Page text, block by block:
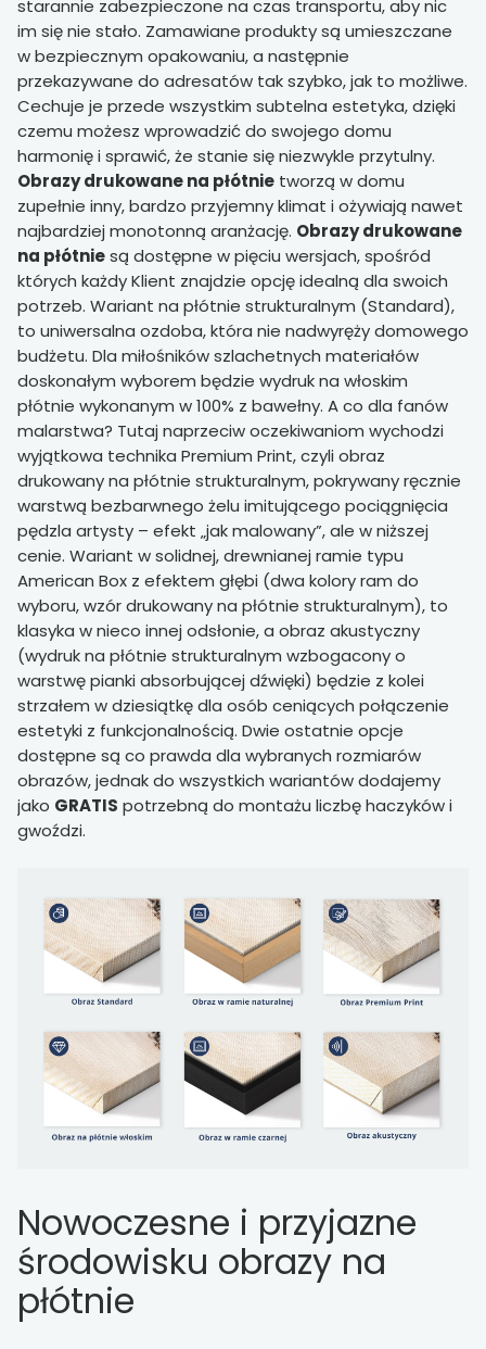
starannie zabezpieczone na czas transportu, aby nic
im się nie stało. Zamawiane produkty są umieszczane
w bezpiecznym opakowaniu, a następnie
przekazywane do adresatów tak szybko, jak to możliwe.
Cechuje je przede wszystkim subtelna estetyka, dzięki
czemu możesz wprowadzić do swojego domu
harmonię i sprawić, że stanie się niezwykle przytulny.
Obrazy drukowane na płótnie tworzą w domu
zupełnie inny, bardzo przyjemny klimat i ożywiają nawet
najbardziej monotonną aranżację. Obrazy drukowane
na płótniesą dostępne w pięciu wersjach, spośród
których każdy Klient znajdzie opcję idealną dla swoich
potrzeb. Wariant na płótnie strukturalnym (Standard),
to uniwersalna ozdoba, która nie nadwyręży domowego
budżetu. Dla miłośników szlachetnych materiałów
doskonałym wyborem będzie wydruk na włoskim
płótnie wykonanym w 100% z bawełny. A co dla fanów
malarstwa? Tutaj naprzeciw oczekiwaniom wychodzi
wyjątkowa technika Premium Print, czyli obraz
drukowany na płótnie strukturalnym, pokrywany ręcznie
warstwą bezbarwnego żelu imitującego pociągnięcia
pędzla artysty – efekt „jak malowany”, ale w niższej
cenie. Wariant w solidnej, drewnianej ramie typu
American Box z efektem głębi (dwa kolory ram do
wyboru, wzór drukowany na płótnie strukturalnym), to
klasyka w nieco innej odsłonie, a obraz akustyczny
(wydruk na płótnie strukturalnym wzbogacony o
warstwę pianki absorbującej dźwięki) będzie z kolei
strzałem w dziesiątkę dla osób ceniących połączenie
estetyki z funkcjonalnością. Dwie ostatnie opcje
dostępne są co prawda dla wybranych rozmiarów
obrazów, jednak do wszystkich wariantów dodajemy
jako GRATIS potrzebną do montażu liczbę haczyków i
gwoździ.
Nowoczesne i przyjazne
środowisku obrazy na
płótnie